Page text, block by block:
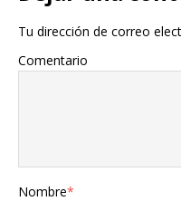
Tu dirección de correo
Comentario
Nombre*